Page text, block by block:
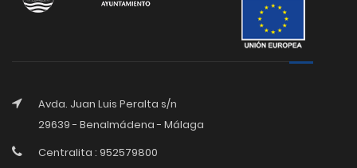
Avda. Juan Luis Peralta s/n
29639 - Benalmádena - Málaga
Centralita : 952579800